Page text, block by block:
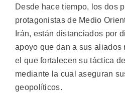
Desde hace tiempo, los dos
protagonistas de Medio
Irán, están distanciados por
apoyo que dan a sus aliados
el que fortalecen su táctica
mediante la cual aseguran
geopolíticos.